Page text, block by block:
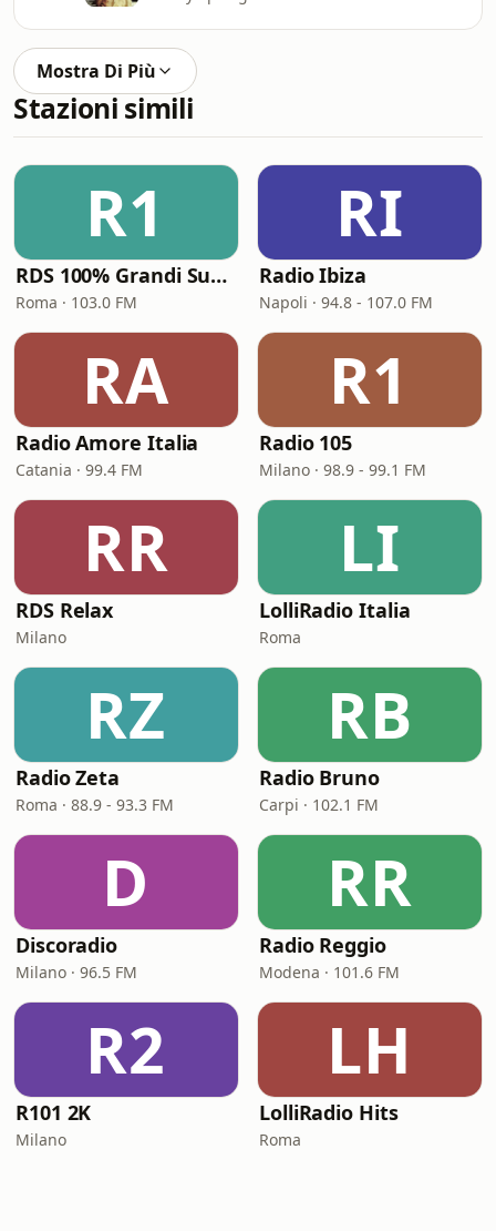
Mostra Di Più
Stazioni simili
R1
RDS 100% Grandi Successi
Roma · 103.0 FM
RI
Radio Ibiza
Napoli · 94.8 - 107.0 FM
RA
Radio Amore Italia
Catania · 99.4 FM
R1
Radio 105
Milano · 98.9 - 99.1 FM
RR
RDS Relax
Milano
LI
LolliRadio Italia
Roma
RZ
Radio Zeta
Roma · 88.9 - 93.3 FM
RB
Radio Bruno
Carpi · 102.1 FM
D
Discoradio
Milano · 96.5 FM
RR
Radio Reggio
Modena · 101.6 FM
R2
R101 2K
Milano
LH
LolliRadio Hits
Roma